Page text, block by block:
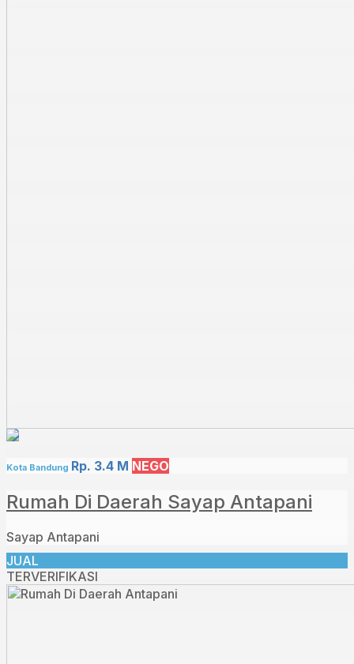
Kota Bandung Rp. 3.4 M NEGO
Rumah Di Daerah Sayap Antapani
Sayap Antapani
JUAL
TERVERIFIKASI